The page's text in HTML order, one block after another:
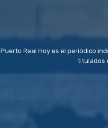
Puerto Real Hoy es el periódico
titulados